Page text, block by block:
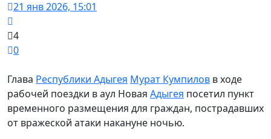
21 янв 2026, 15:01
4
0
Глава Республики Адыгея Мурат Кумпилов в ходе
рабочей поездки в аул Новая Адыгея посетил пункт
временного размещения для граждан, пострадавших
от вражеской атаки накануне ночью.